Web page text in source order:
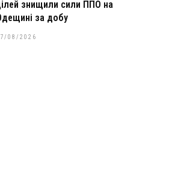
знищили сили ППО на
за добу
08/2026